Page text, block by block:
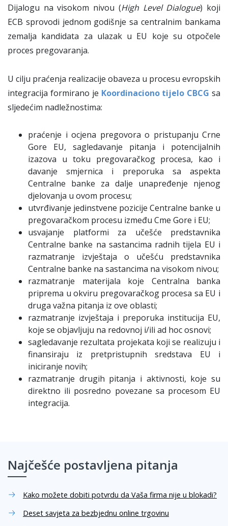
Dijalogu na visokom nivou (High Level Dialogue) koji
ECB sprovodi jednom godišnje sa centralnim bankama
zemalja kandidata za ulazak u EU koje su otpočele
proces pregovaranja.
U cilju praćenja realizacije obaveza u procesu evropskih
integracija formirano je Koordinaciono tijelo CBCG sa
sljedećim nadležnostima:
praćenje i ocjena pregovora o pristupanju Crne
Gore EU, sagledavanje pitanja i potencijalnih
izazova u toku pregovaračkog procesa, kao i
davanje smjernica i preporuka sa aspekta
Centralne banke za dalje unapređenje njenog
djelovanja u ovom procesu;
utvrđivanje jedinstvene pozicije Centralne banke u
pregovaračkom procesu između Cme Gore i EU;
usvajanje platformi za učešće predstavnika
Centralne banke na sastancima radnih tijela EU i
razmatranje izvještaja o učešću predstavnika
Centralne banke na sastancima na visokom nivou;
razmatranje materijala koje Centralna banka
priprema u okviru pregovaračkog procesa sa EU i
druga važna pitanja iz ove oblasti;
razmatranje izvještaja i preporuka institucija EU,
koje se objavljuju na redovnoj i/ili ad hoc osnovi;
sagledavanje rezultata projekata koji se realizuju i
finansiraju iz pretpristupnih sredstava EU i
iniciranje novih;
razmatranje drugih pitanja i aktivnosti, koje su
direktno ili posredno povezane sa procesom EU
integracija.
Najčešće postavljena pitanja
Kako možete dobiti potvrdu da Vaša firma nije u blokadi?
Deset savjeta za bezbjednu online trgovinu